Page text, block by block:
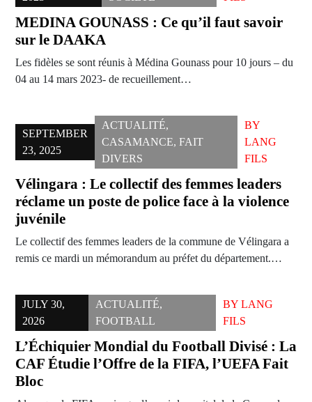
MEDINA GOUNASS : Ce qu’il faut savoir
sur le DAAKA
Les fidèles se sont réunis à Médina Gounass pour 10 jours – du
04 au 14 mars 2023- de recueillement…
SEPTEMBER
23, 2025
ACTUALITÉ,
CASAMANCE, FAIT
DIVERS
BY
LANG
FILS
Vélingara : Le collectif des femmes leaders
réclame un poste de police face à la violence
juvénile
Le collectif des femmes leaders de la commune de Vélingara a
remis ce mardi un mémorandum au préfet du département.…
JULY 30,
2026
ACTUALITÉ,
FOOTBALL
BYLANG
FILS
L’Échiquier Mondial du Football Divisé : La
CAF Étudie l’Offre de la FIFA, l’UEFA Fait
Bloc